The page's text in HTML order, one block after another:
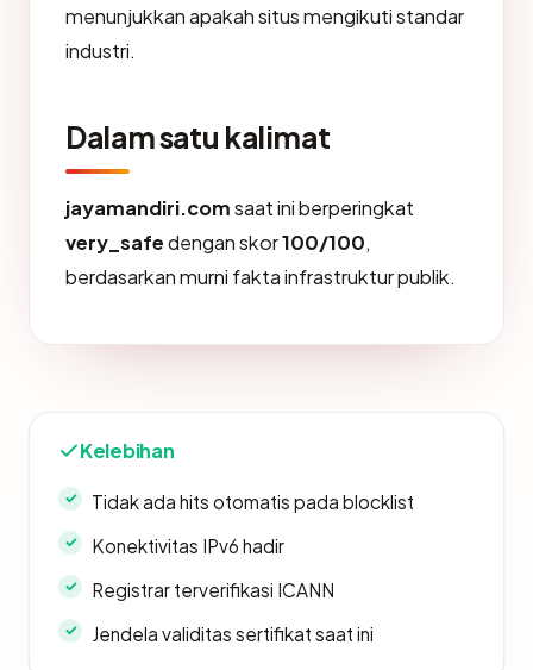
menunjukkan apakah situs mengikuti standar
industri.
Dalam satu kalimat
jayamandiri.comsaat ini berperingkat
very_safedengan skor100/100,
berdasarkan murni fakta infrastruktur publik.
Kelebihan
Tidak ada hits otomatis pada blocklist
Konektivitas IPv6 hadir
Registrar terverifikasi ICANN
Jendela validitas sertifikat saat ini